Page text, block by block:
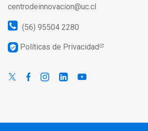
centrodeinnovacion@uc.cl
(56) 95504 2280
verified_user Políticas de Privacidad